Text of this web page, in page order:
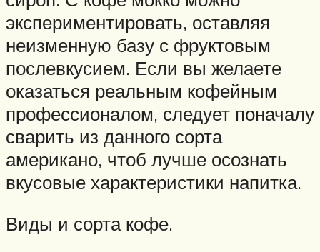
экспериментировать, оставляя
неизменную базу с фруктовым
послевкусием. Если вы желаете
оказаться реальным кофейным
профессионалом, следует поначалу
сварить из данного сорта
американо, чтоб лучше осознать
вкусовые характеристики напитка.
Виды и сорта кофе.